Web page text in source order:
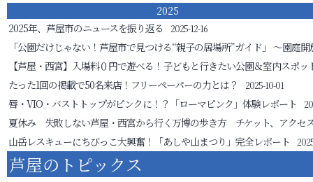
2025
2025年、芦屋市のニュースを振り返る
2025-12-16
「公園だけじゃない！芦屋市で見つける“親子の居場所”ガイド」 ～園庭開
【芦屋・西宮】入場料０円で遊べる！子どもと行きたい公園＆室内スポ
たった1回の掲載で50名来店！フリーペーパーの力とは？
2025-10-01
唇・VIO・バストトップがピンクに！？「ローマピンク」体験レポート
夏休み 失敗しない芦屋・西宮から行く万博の歩き方 チケット、アクセ
山岳レスキューにちびっこ大興奮！「あしや山まつり」完全レポート
芦屋のトピックス